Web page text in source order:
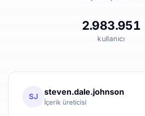
2.983.951
kullanıcı
SJ steven.dale.johnson
İçerik üreticisi